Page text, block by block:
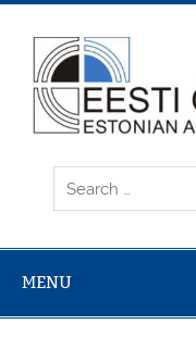
Skip
content
MENU